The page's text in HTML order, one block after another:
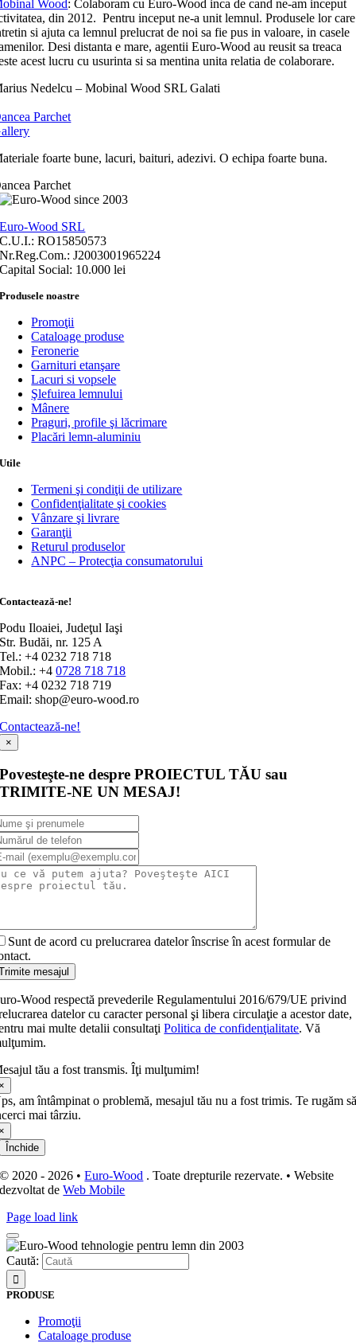
Wood: Colaboram cu Euro-Wood inca de cand ne-am inceput
din 2012. Pentru inceput ne-a unit lemnul. Produsele lor care
si ajuta ca lemnul prelucrat de noi sa fie pus in valoare, in casele
Desi distanta e mare, agentii Euro-Wood au reusit sa treaca
acest lucru cu usurinta si sa mentina unita relatia de colaborare.
Nedelcu – Mobinal Wood SRL Galati
Parchet
foarte bune, lacuri, baituri, adezivi. O echipa foarte buna.
Parchet
Euro-Wood SRL
C.U.I.: RO15850573
Nr.Reg.Com.: J2003001965224
Capital Social: 10.000 lei
Produsele noastre
Promoţii
Cataloage produse
Feronerie
Garnituri etanşare
Lacuri si vopsele
Şlefuirea lemnului
Mânere
Praguri, profile şi lăcrimare
Placări lemn-aluminiu
Utile
Termeni şi condiţii de utilizare
Confidenţialitate şi cookies
Vânzare şi livrare
Garanţii
Returul produselor
ANPC – Protecţia consumatorului
Contactează-ne!
Podu Iloaiei, Judeţul Iaşi
Str. Budăi, nr. 125 A
Tel.: +4 0232 718 718
Mobil.: +40728 718 718
Fax: +4 0232 718 719
Email: shop@euro-wood.ro
Contactează-ne!
×
Povesteşte-ne despre PROIECTUL TĂU sau
TRIMITE-NE UN MESAJ!
Sunt de acord cu prelucrarea datelor înscrise în acest formular de
mesajul
Wood respectă prevederile Regulamentului 2016/679/UE privind
datelor cu caracter personal şi libera circulaţie a acestor date,
mai multe detalii consultaţiPolitica de confidenţialitate. Vă
tău a fost transmis. Îţi mulţumim!
am întâmpinat o problemă, mesajul tău nu a fost trimis. Te rugăm
mai târziu.
Închide
© 2020 - 2026 •Euro-Wood . Toate drepturile rezervate. • Website
dezvoltat deWeb Mobile
Page load link
Caută:
PRODUSE
Promoţii
Cataloage produse